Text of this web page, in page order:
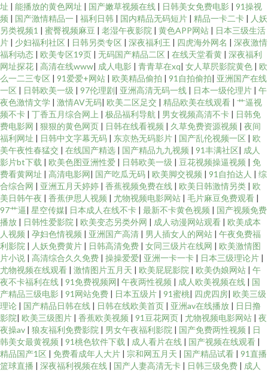
址 | 能播放的黄色网址 | 国产嫩草视频在线 | 日韩美女免费电影 | 91操视
频 | 国产激情精品一 | 福利日韩 | 国内精品无码短片 | 精品一卡二卡 | 人妖
另类视频1 | 蜜臀视频麻豆 | 老湿午夜影院 | 黄色APP网站 | 日本三级生活
片 | 少妇福利社区 | 日韩另类专区 | 深夜福利王 | 四虎海外网名 | 深夜激情
福利动态 | 欧美专区19页 | 无码国产精品二区 | 在线天堂看黄 | 深夜福利
网址探花 | 高清在线www| 成人电影 | 青青草在xq| 女人草屄影院黄色 | 欧
么一二三专区 | 91爱爱+网站 | 欧美精品偷拍 | 91自拍偷拍| 亚洲国产在线
一区 | 日韩欧美一级 | 97伦理剧| 亚洲高清无码一线 | 日本一级伦理片 | 午
夜色激情文学 | 激情AV无码| 欧美二区足交 | 精品欧美在线观看 | 艹逼视
频不卡 | 丁香五月综合网上 | 极品福利导航 | 男女视频高清不卡 | 日韩免
费电影网 | 狠狠的黄色网页 | 日韩在线看视频 | 久草免费资源视频 | 夜间
福利网址 | 日韩中文字幕无码 | 东京热无码影片 | 国产乱伦视频一区 | 欧
美午夜性春猛交 | 在线国产精选 | 国产精品九九视频 | 91丰满社区| 成人
影片bt下载 | 欧美色图亚洲性爱 | 日韩欧美一级 | 豆花视频操逼视频 | 免
费看黄网址 | 高清电影网| 国产吃瓜无码 | 欧美脚交视频 | 91自拍达人 | 综
合综合网 | 亚洲五月天婷婷 | 香蕉视频免费在线 | 欧美日韩激情另类 | 欧
美日韩午夜 | 香蕉伊思人视频 | 尤物视频电影网站 | 毛片麻豆免费观看 |
97艹逼| 星空传媒| 日本成人在线不卡 | 最新不卡黄色视频 | 国产视频免费
播放 | 日韩性爱影院 | 欧美变态另类外网 | 成人动漫网站观看 | 欧美成本
人视频 | 孕妇色情视频 | 亚洲国产高清 | 男人插女人的网站 | 午夜免费福
利影院 | 人妖免费黄片 | 日韩高清免费 | 女同三级片在线网 | 欧美激情图
片小说 | 高清综合久久免费 | 操操爱爱| 亚洲一卡一卡 | 日本三级理论片 |
尤物视频在线观看 | 激情图片五月天 | 欧美屁屁影院 | 欧美伪娘网站 | 午
夜不卡福利在线 | 91免费视频网| 午夜两性视频 | 成人欧美视频在线 | 国
产精品三级电影 | 91网站免费 | 日本五级片 | 91蜜桃| 四虎四房| 欧美三级
理论 | 国产精品日韩在线 | 日韩在线欧美首页 | 亚洲av在线播放 | 日日撸
影院| 欧美三级图片 | 香蕉欧美视频 | 91豆花网页 | 尤物视频电影网站 | 夜
夜操av | 狼友福利免费影院 | 男女午夜福利影院 | 国产免费两性视频 | 日
韩美女最黄视频 | 91桃色软件下载 | 成人看片在线 | 国产视频在线观看 |
精品国产1区 | 免费看成年人大片 | 宗和网五月天 | 国产精品试看 | 91直播
篮球直播 | 深夜福利视频在线 | 国产人妻高清无卡 | 日韩三级免费 | 成人